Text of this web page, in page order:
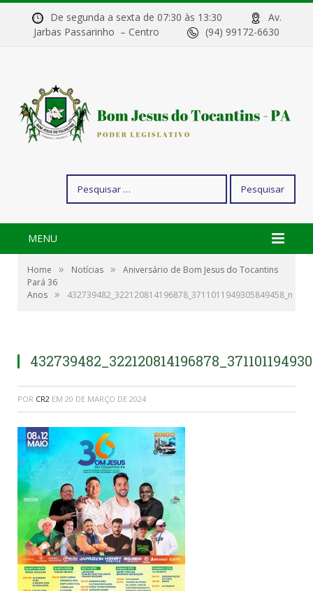
De segunda a sexta de 07:30 às 13:30
Av.
Jarbas Passarinho – Centro
(94) 99172-6630
por:
MENU
Home » Notícias »
Aniversário de Bom Jesus do Tocantins
Pará 36
Anos » 432739482_322120814196878_3711011949305849458_n
POR CR2 EM 20 DE MARÇO DE 2024